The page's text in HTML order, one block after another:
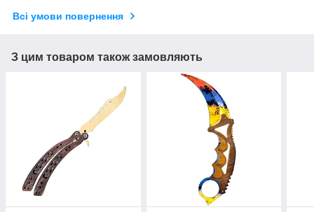
Всі умови повернення
З цим товаром також замовляють